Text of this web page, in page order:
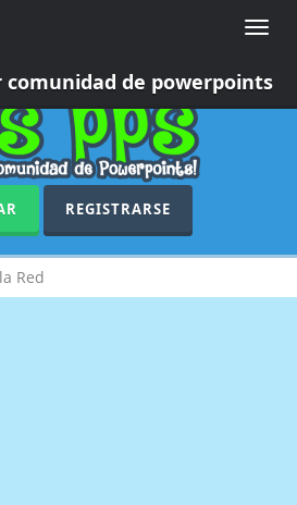
Toggle
comunidad de powerpoints
REGISTRARSE
Red